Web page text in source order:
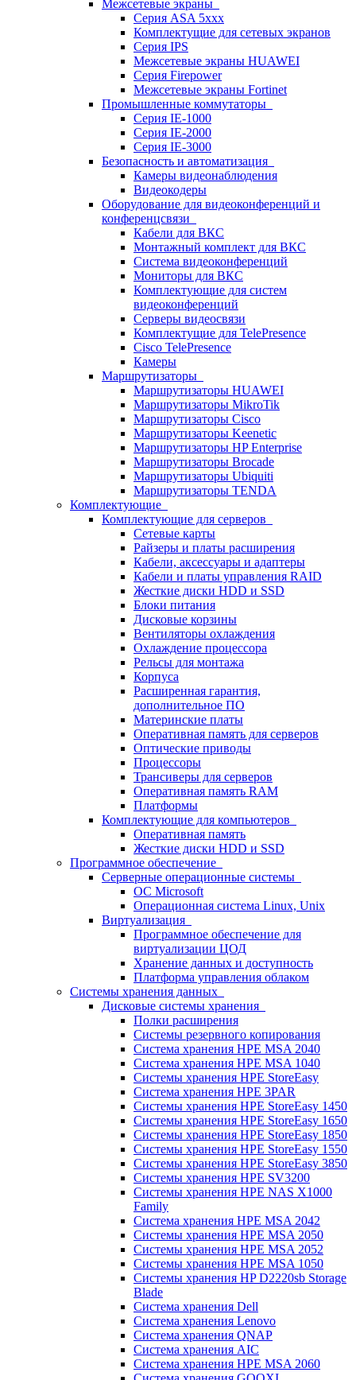
Межсетевые экраны
Серия ASA 5xxx
Комплектущие для сетевых экранов
Серия IPS
Межсетевые экраны HUAWEI
Серия Firepower
Межсетевые экраны Fortinet
Промышленные коммутаторы
Серия IE-1000
Серия IE-2000
Серия IE-3000
Безопасность и автоматизация
Камеры видеонаблюдения
Видеокодеры
Оборудование для видеоконференций и
конференцсвязи
Кабели для ВКС
Монтажный комплект для ВКС
Система видеоконференций
Мониторы для ВКС
Комплектующие для систем
видеоконференций
Серверы видеосвязи
Комплектущие для TelePresence
Cisco TelePresence
Камеры
Маршрутизаторы
Маршрутизаторы HUAWEI
Маршрутизаторы MikroTik
Маршрутизаторы Cisco
Маршрутизаторы Keenetic
Маршрутизаторы HP Enterprise
Маршрутизаторы Brocade
Маршрутизаторы Ubiquiti
Маршрутизаторы TENDA
Комплектующие
Комплектующие для серверов
Сетевые карты
Райзеры и платы расширения
Кабели, аксессуары и адаптеры
Кабели и платы управления RAID
Жесткие диски HDD и SSD
Блоки питания
Дисковые корзины
Вентиляторы охлаждения
Охлаждение процессора
Рельсы для монтажа
Корпуса
Расширенная гарантия,
дополнительное ПО
Материнские платы
Оперативная память для серверов
Оптические приводы
Процессоры
Трансиверы для серверов
Оперативная память RAM
Платформы
Комплектующие для компьютеров
Оперативная память
Жесткие диски HDD и SSD
Программное обеспечение
Серверные операционные системы
ОС Microsoft
Операционная система Linux, Unix
Виртуализация
Программное обеспечение для
виртуализации ЦОД
Хранение данных и доступность
Платформа управления облаком
Системы хранения данных
Дисковые системы хранения
Полки расширения
Системы резервного копирования
Система хранения HPE MSA 2040
Система хранения HPE MSA 1040
Системы хранения HPE StoreEasy
Система хранения HPE 3PAR
Системы хранения HPE StoreEasy 1450
Системы хранения HPE StoreEasy 1650
Системы хранения HPE StoreEasy 1850
Системы хранения HPE StoreEasy 1550
Системы хранения HPE StoreEasy 3850
Системы хранения HPE SV3200
Системы хранения HPE NAS X1000
Family
Система хранения HPE MSA 2042
Системы хранения HPE MSA 2050
Системы хранения HPE MSA 2052
Системы хранения HPE MSA 1050
Системы хранения HP D2220sb Storage
Blade
Система хранения Dell
Система хранения Lenovo
Система хранения QNAP
Система хранения AIC
Система хранения HPE MSA 2060